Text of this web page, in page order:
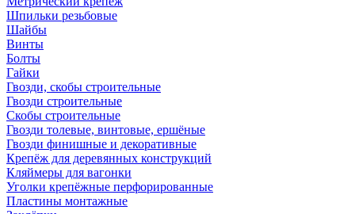
Шпильки резьбовые
Шайбы
Винты
Болты
Гайки
Гвозди, скобы строительные
Гвозди строительные
Скобы строительные
Гвозди толевые, винтовые, ершёные
Гвозди финишные и декоративные
Крепёж для деревянных конструкций
Кляймеры для вагонки
Уголки крепёжные перфорированные
Пластины монтажные